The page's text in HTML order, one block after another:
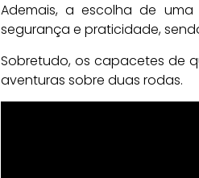
Ademais, a escolha de
segurança e praticidade,
Sobretudo, os capacetes de
aventuras sobre duas rodas.